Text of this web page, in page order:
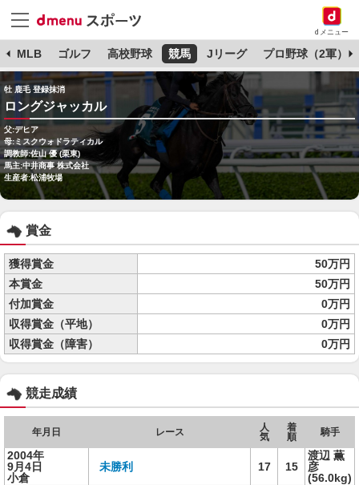
dメニュー
MLB ゴルフ 高校野球 競馬 Jリーグ プロ野球（2軍）
牡 鹿毛 登録抹消
ロングジャッカル
父:デヒア
母:ミスクウォドラティカル
調教師:佐山 優 (栗東)
馬主:中井商事 株式会社
生産者:松浦牧場
賞金
獲得賞金
50万円
本賞金
50万円
付加賞金
0万円
収得賞金（平地）
0万円
収得賞金（障害）
0万円
競走成績
年月日 レース
人
気
着
順
騎手
2004年
9月4日
小倉
未勝利 17 15
渡辺 薫
彦
(56.0kg)